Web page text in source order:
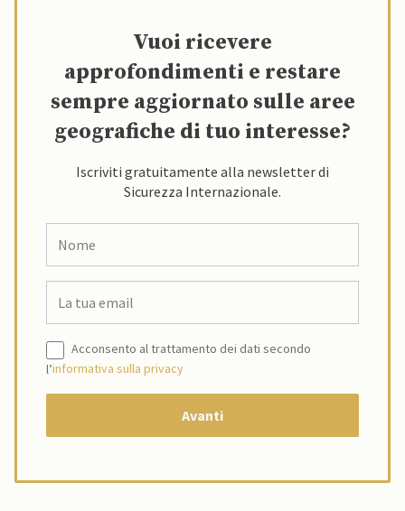
Vuoi ricevere
approfondimenti e restare
sempre aggiornato sulle aree
geografiche di tuo interesse?
Iscriviti gratuitamente alla newsletter di
Sicurezza Internazionale.
Acconsento al trattamento dei dati secondo
l’informativa sulla privacy